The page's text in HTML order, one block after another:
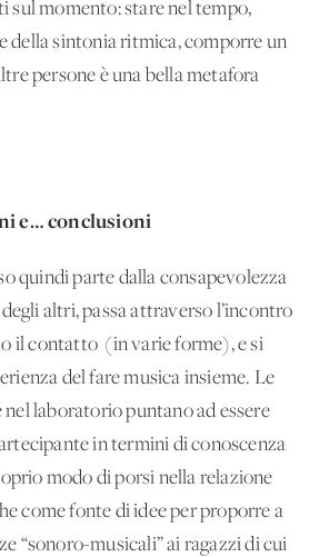
sul momento: stare nel tempo,
della sintonia ritmica, comporre un
persone è una bella metafora
e… conclusioni
quindi parte dalla consapevolezza
altri, passa attraverso l’incontro
il contatto (in varie forme), e si
del fare musica insieme. Le
nel laboratorio puntano ad essere
in termini di conoscenza
modo di porsi nella relazione
come fonte di idee per proporre a
“sonoro-musicali” ai ragazzi di cui